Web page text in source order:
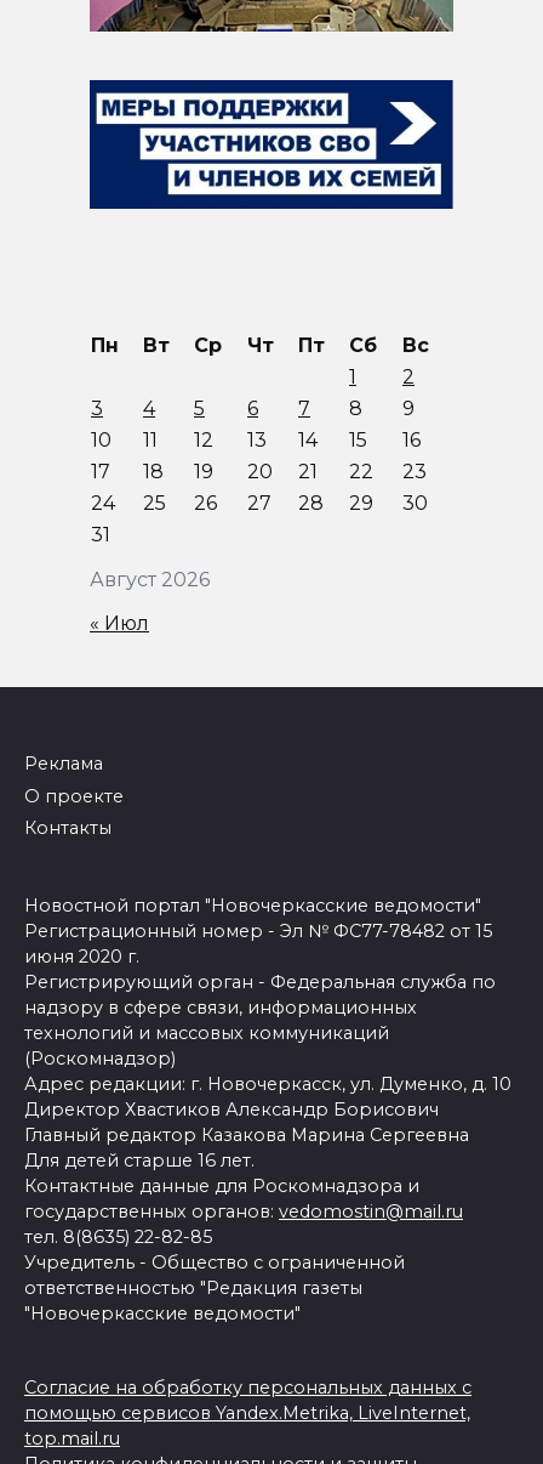
Август 2026
Пн Вт Ср Чт Пт Сб
Вс
1
2
3
4 5 6 7 8
9
10
11 12 13 14 15
16
17
18 19 20 21 22
23
24
25 26 27 28 29
30
31
« Июл
Реклама
О проекте
Контакты
Новостной портал "Новочеркасские ведомости"
Регистрационный номер - Эл № ФС77-78482 от 15
июня 2020 г.
Регистрирующий орган - Федеральная служба по
надзору в сфере связи, информационных
технологий и массовых коммуникаций
(Роскомнадзор)
Адрес редакции: г. Новочеркасск, ул. Думенко, д. 10
Директор Хвастиков Александр Борисович
Главный редактор Казакова Марина Сергеевна
Для детей старше 16 лет.
Контактные данные для Роскомнадзора и
государственных органов: vedomostin@mail.ru
тел. 8(8635) 22-82-85
Учредитель - Общество с ограниченной
ответственностью "Редакция газеты
"Новочеркасские ведомости"
Согласие на обработку персональных данных с
помощью сервисов Yandex.Metrika, LiveInternet,
top.mail.ru